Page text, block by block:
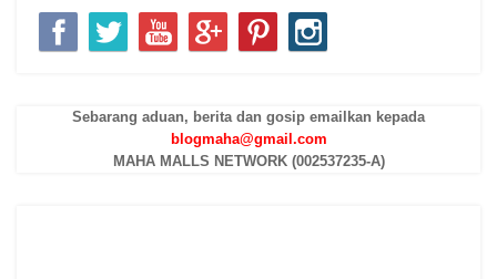
Sebarang aduan, berita dan gosip emailkan kepada
blogmaha@gmail.com
MAHA MALLS NETWORK (002537235-A)